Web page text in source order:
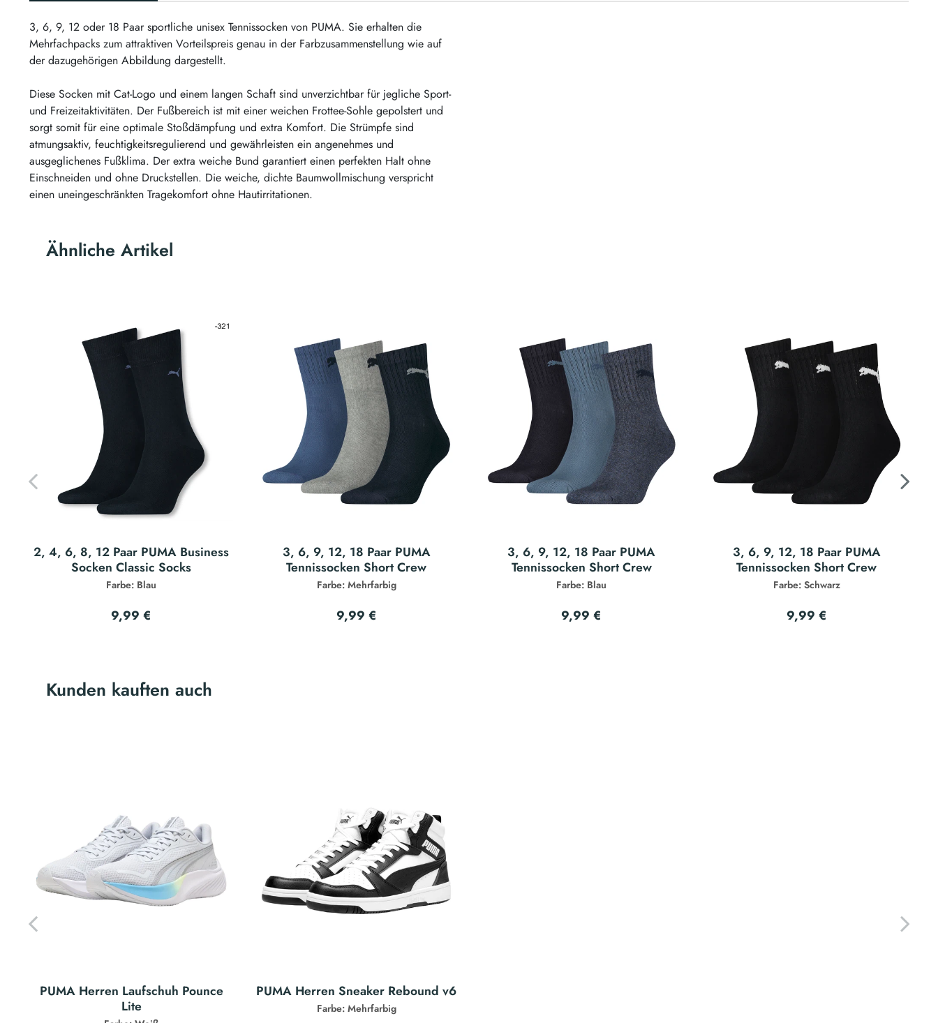
3, 6, 9, 12 oder 18 Paar sportliche unisex Tennissocken von PUMA. Sie erhalten die
Mehrfachpacks zum attraktiven Vorteilspreis genau in der Farbzusammenstellung wie auf
der dazugehörigen Abbildung dargestellt.
Diese Socken mit Cat-Logo und einem langen Schaft sind unverzichtbar für jegliche Sport-
und Freizeitaktivitäten. Der Fußbereich ist mit einer weichen Frottee-Sohle gepolstert und
sorgt somit für eine optimale Stoßdämpfung und extra Komfort. Die Strümpfe sind
atmungsaktiv, feuchtigkeitsregulierend und gewährleisten ein angenehmes und
ausgeglichenes Fußklima. Der extra weiche Bund garantiert einen perfekten Halt ohne
Einschneiden und ohne Druckstellen. Die weiche, dichte Baumwollmischung verspricht
einen uneingeschränkten Tragekomfort ohne Hautirritationen.
Ähnliche Artikel
2, 4, 6, 8, 12 Paar PUMA Business
Socken Classic Socks
Farbe: Blau
9,99 €
3, 6, 9, 12, 18 Paar PUMA
Tennissocken Short Crew
Farbe: Mehrfarbig
9,99 €
3, 6, 9, 12, 18 Paar PUMA
Tennissocken Short Crew
Farbe: Blau
9,99 €
3, 6, 9, 12, 18 Paar PUMA
Tennissocken Short Crew
Farbe: Schwarz
9,99 €
Kunden kauften auch
PUMA Herren Laufschuh Pounce
Lite
PUMA Herren Sneaker Rebound v6
Farbe: Mehrfarbig